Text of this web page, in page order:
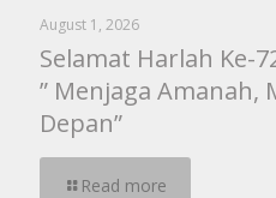
August 1, 2026
Selamat Harlah Ke-
” Menjaga Amanah,
Depan”
Read more